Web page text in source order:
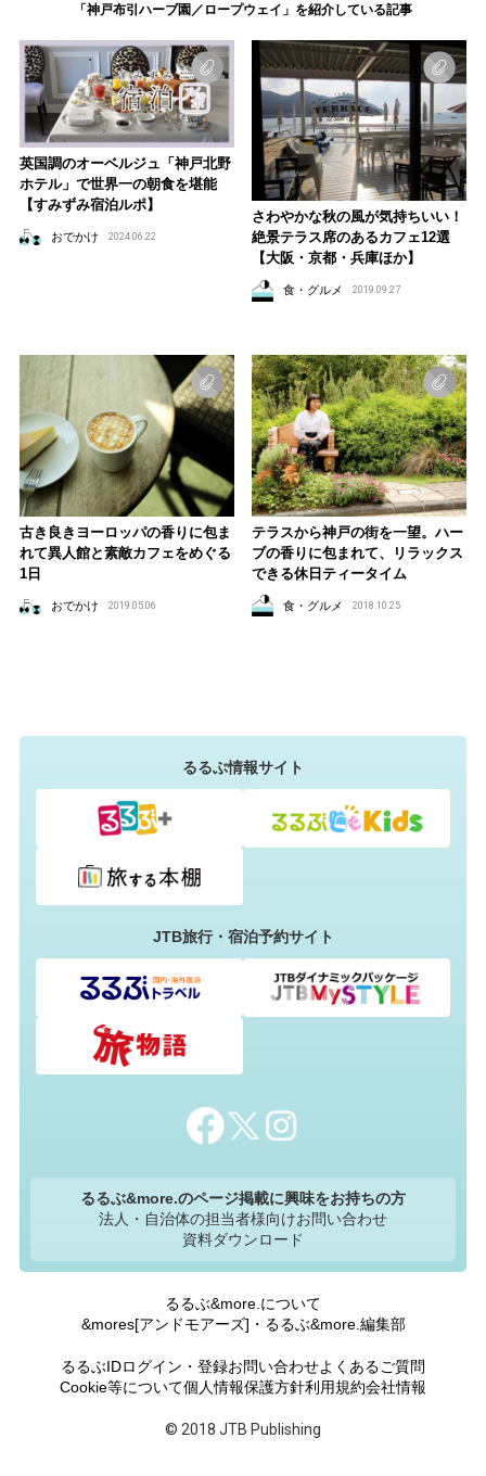
「神戸布引ハーブ園／ロープウェイ」を紹介している記事
英国調のオーベルジュ「神戸北野
ホテル」で世界一の朝食を堪能
【すみずみ宿泊ルポ】
おでかけ 2024.06.22
さわやかな秋の風が気持ちいい！
絶景テラス席のあるカフェ12選
【大阪・京都・兵庫ほか】
食・グルメ 2019.09.27
古き良きヨーロッパの香りに包ま
れて異人館と素敵カフェをめぐる
1日
おでかけ 2019.05.06
テラスから神戸の街を一望。ハー
ブの香りに包まれて、リラックス
できる休日ティータイム
食・グルメ 2018.10.25
るるぶ情報サイト
JTB旅行・宿泊予約サイト
るるぶ&more.のページ掲載に興味をお持ちの方
法人・自治体の担当者様向けお問い合わせ
資料ダウンロード
るるぶ&more.について
&mores[アンドモアーズ]・るるぶ&more.編集部
るるぶIDログイン・登録お問い合わせよくあるご質問
Cookie等について個人情報保護方針利用規約会社情報
© 2018 JTB Publishing